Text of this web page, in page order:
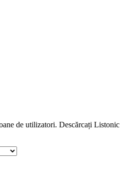
de utilizatori. Descărcați Listonic